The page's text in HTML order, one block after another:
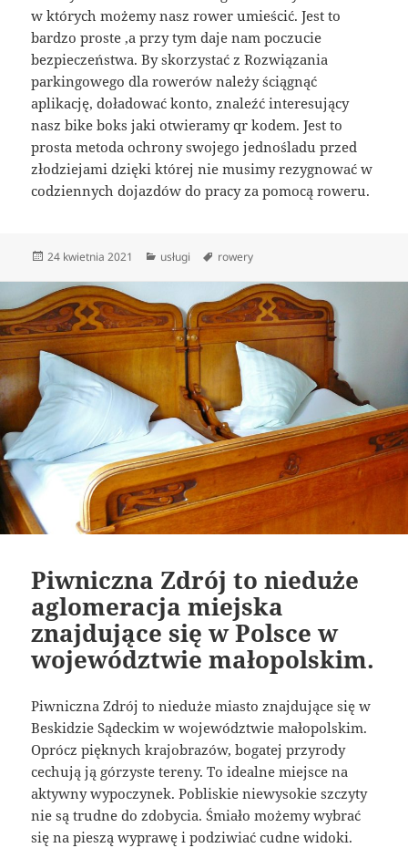
w których możemy nasz rower umieścić. Jest to
bardzo proste ,a przy tym daje nam poczucie
bezpieczeństwa. By skorzystać z Rozwiązania
parkingowego dla rowerów należy ściągnąć
aplikację, doładować konto, znaleźć interesujący
nasz bike boks jaki otwieramy qr kodem. Jest to
prosta metoda ochrony swojego jednośladu przed
złodziejami dzięki której nie musimy rezygnować w
codziennych dojazdów do pracy za pomocą roweru.
Data
24 kwietnia 2021 Kategorie
usługi Tagi
rowery
Piwniczna Zdrój to nieduże
aglomeracja miejska
znajdujące się w Polsce w
województwie małopolskim.
Piwniczna Zdrój to nieduże miasto znajdujące się w
Beskidzie Sądeckim w województwie małopolskim.
Oprócz pięknych krajobrazów, bogatej przyrody
cechują ją górzyste tereny. To idealne miejsce na
aktywny wypoczynek. Pobliskie niewysokie szczyty
nie są trudne do zdobycia. Śmiało możemy wybrać
się na pieszą wyprawę i podziwiać cudne widoki.